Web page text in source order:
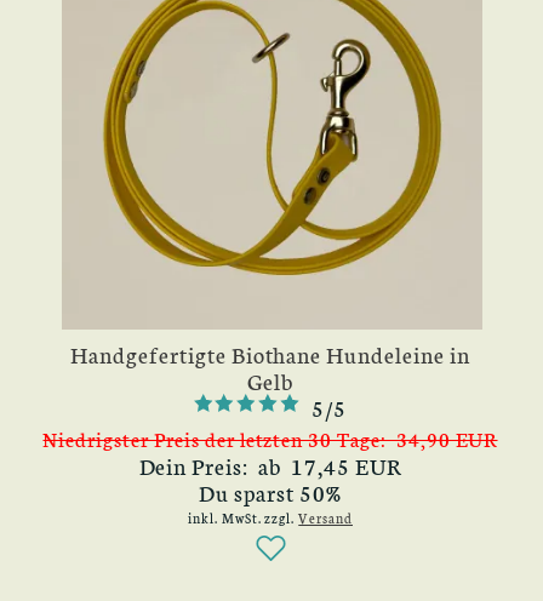
Handgefertigte Biothane Hundeleine in
Gelb
5/5
Niedrigster Preis der letzten 30 Tage: 34,90 EUR
Dein Preis: ab 17,45 EUR
Du sparst 50%
inkl. MwSt. zzgl.Versand